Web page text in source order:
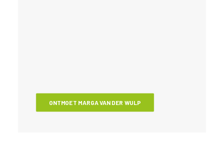
ONTMOET MARGA VAN DER WULP